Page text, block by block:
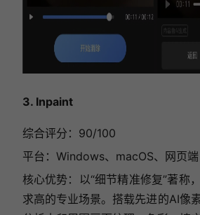
3. Inpaint
综合评分：90/100
平台：Windows、macOS、网页端
核心优势：以“细节精准修复”著称
求高的专业场景。搭载先进的AI像